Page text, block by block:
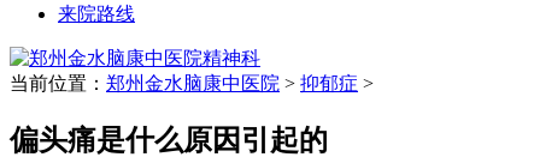
来院路线
当前位置： 郑州金水脑康中医院 > 抑郁症 >
偏头痛是什么原因引起的